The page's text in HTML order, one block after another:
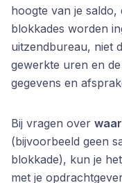
hoogte van je saldo,
blokkades worden
uitzendbureau, niet
gewerkte uren en
gegevens en
Bij vragen over
(bijvoorbeeld geen
blokkade), kun je
met je